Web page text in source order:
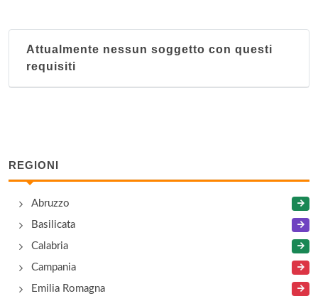
via dei Molini 128, Trento
via Eusebio Chini 99/1, Trento
Xistum
via Galileo Galilei 32, Trento
Attualmente nessun soggetto con questi
requisiti
REGIONI
Abruzzo
Basilicata
Calabria
Campania
Emilia Romagna